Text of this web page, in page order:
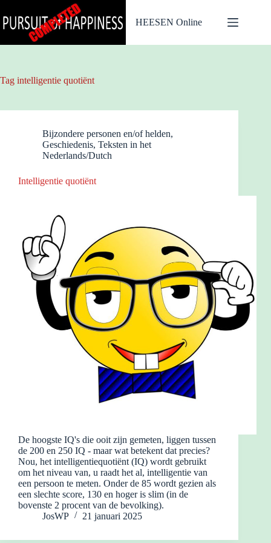
naar
de
HEESEN Online
Tag intelligentie quotiënt
Bijzondere personen en/of helden,
Geschiedenis, Teksten in het
Nederlands/Dutch
Intelligentie quotiënt
De hoogste IQ's die ooit zijn gemeten, liggen tussen
de 200 en 250 IQ - maar wat betekent dat precies?
Nou, het intelligentiequotiënt (IQ) wordt gebruikt
om het niveau van, u raadt het al, intelligentie van
een persoon te meten. Onder de 85 wordt gezien als
een slechte score, 130 en hoger is slim (in de
bovenste 2 procent van de bevolking).
JosWP
21 januari 2025